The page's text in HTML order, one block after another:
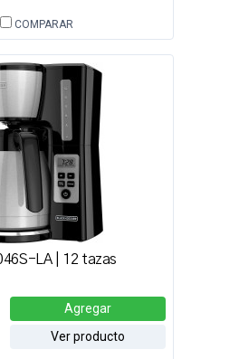
COMPARAR
LA | 12 tazas
Agregar
Ver producto